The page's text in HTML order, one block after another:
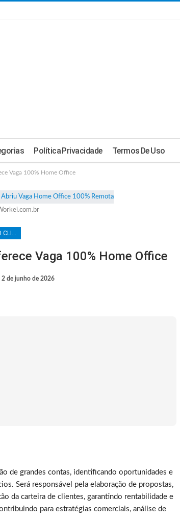
Política Privacidade Termos De Uso
Vaga 100% Home Office
ATENDIMENTO AO CLIENTE
Vaga 100% Home Office
2 de junho de 2026
de grandes contas, identificando oportunidades e
Será responsável pela elaboração de propostas,
da carteira de clientes, garantindo rentabilidade e
para estratégias comerciais, análise de